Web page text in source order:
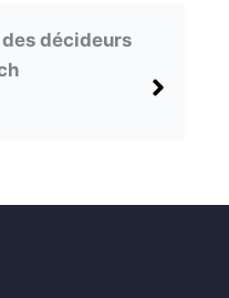
Quatrième Rencontre